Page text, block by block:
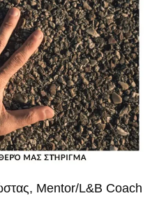
Mentor/L&B Coach